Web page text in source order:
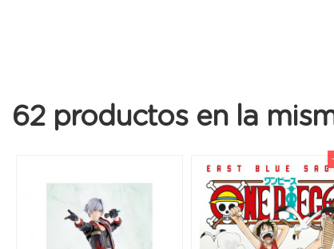
62 productos en la